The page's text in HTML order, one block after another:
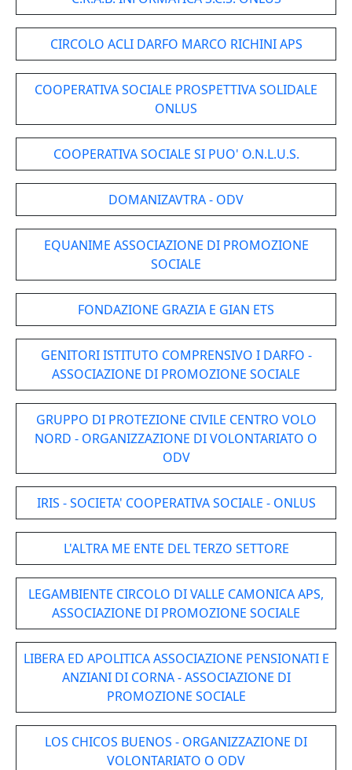
CIRCOLO ACLI DARFO MARCO RICHINI APS
COOPERATIVA SOCIALE PROSPETTIVA SOLIDALE
ONLUS
COOPERATIVA SOCIALE SI PUO' O.N.L.U.S.
DOMANIZAVTRA - ODV
EQUANIME ASSOCIAZIONE DI PROMOZIONE
SOCIALE
FONDAZIONE GRAZIA E GIAN ETS
GENITORI ISTITUTO COMPRENSIVO I DARFO -
ASSOCIAZIONE DI PROMOZIONE SOCIALE
GRUPPO DI PROTEZIONE CIVILE CENTRO VOLO
NORD - ORGANIZZAZIONE DI VOLONTARIATO O
ODV
IRIS - SOCIETA' COOPERATIVA SOCIALE - ONLUS
L'ALTRA ME ENTE DEL TERZO SETTORE
LEGAMBIENTE CIRCOLO DI VALLE CAMONICA APS,
ASSOCIAZIONE DI PROMOZIONE SOCIALE
LIBERA ED APOLITICA ASSOCIAZIONE PENSIONATI E
ANZIANI DI CORNA - ASSOCIAZIONE DI
PROMOZIONE SOCIALE
LOS CHICOS BUENOS - ORGANIZZAZIONE DI
VOLONTARIATO O ODV